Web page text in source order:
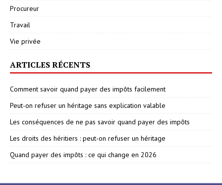
Procureur
Travail
Vie privée
ARTICLES RÉCENTS
Comment savoir quand payer des impôts facilement
Peut-on refuser un héritage sans explication valable
Les conséquences de ne pas savoir quand payer des impôts
Les droits des héritiers : peut-on refuser un héritage
Quand payer des impôts : ce qui change en 2026